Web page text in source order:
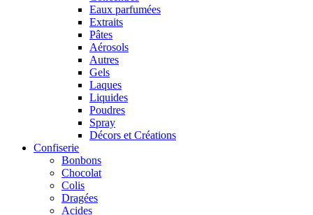
Eaux parfumées
Extraits
Pâtes
Aérosols
Autres
Gels
Laques
Liquides
Poudres
Spray
Décors et Créations
Confiserie
Bonbons
Chocolat
Colis
Dragées
Acides